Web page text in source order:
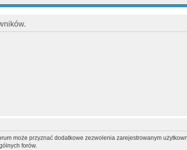
może przyznać dodatkowe zezwolenia zarejestrowanym
forów.